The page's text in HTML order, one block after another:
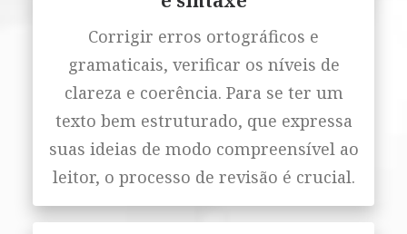
Corrigir erros ortográficos e
gramaticais, verificar os níveis de
clareza e coerência. Para se ter um
texto bem estruturado, que expressa
suas ideias de modo compreensível ao
leitor, o processo de revisão é crucial.